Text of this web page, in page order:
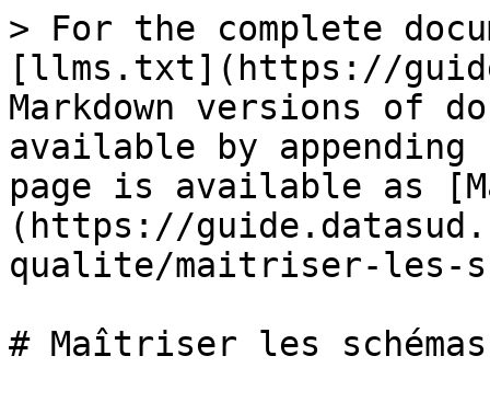
> For the complete
[llms.txt](https://
Markdown versions of
available by
page is available as
(https://
qualite/maitriser-les-
# Maîtriser les schémas